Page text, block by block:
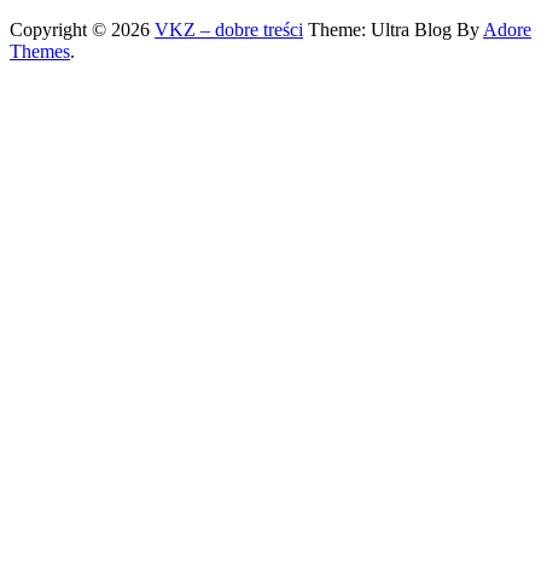
Copyright © 2026 VKZ – dobre treści Theme: Ultra Blog By Adore
Themes.